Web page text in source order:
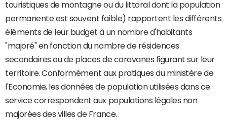
touristiques de montagne ou du littoral dont la population
permanente est souvent faible) rapportent les différents
éléments de leur budget à un nombre d'habitants
"majoré" en fonction du nombre de résidences
secondaires ou de places de caravanes figurant sur leur
territoire. Conformément aux pratiques du ministère de
l'Economie, les données de population utilisées dans ce
service correspondent aux populations légales non
majorées des villes de France.